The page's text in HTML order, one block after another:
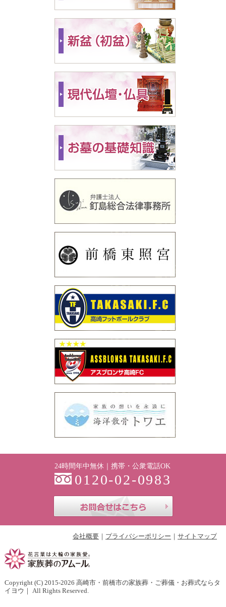
24時間年中無休｜携帯・公衆電話OK
0120-02-0983
会社概要 プライバシーポリシー サイトマップ
Copyright (C) 2015-2026 高崎市・前橋市の家族葬・ご葬儀・お葬式ならタ
イヨウ ｜ All Rights Reserved.